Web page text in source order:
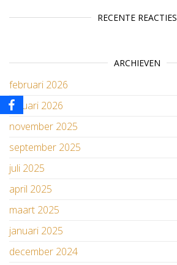
RECENTE REACTIES
ARCHIEVEN
februari 2026
januari 2026
november 2025
september 2025
juli 2025
april 2025
maart 2025
januari 2025
december 2024